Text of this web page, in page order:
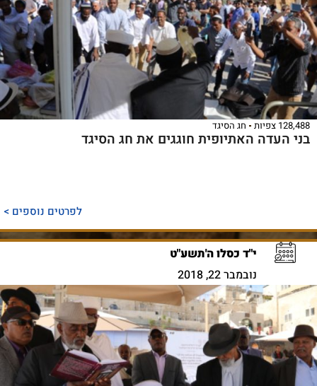
128,488 צפיות חג הסיגד
בני העדה האתיופית חוגגים את חג הסיגד
לפרטים נוספים >
י"ד כסלו ה'תשע"ט
נובמבר 22, 2018